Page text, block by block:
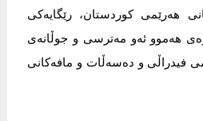
هەرێمی كوردستان، رێگایەكى
هەموو ئەو مەترسی و جوڵانەی
فیدراڵی و دەسەڵات و مافەكانی